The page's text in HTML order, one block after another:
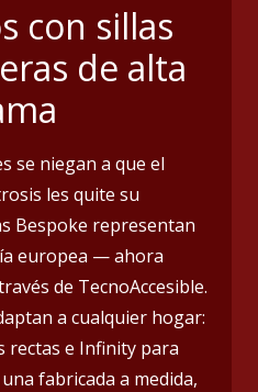
con sillas
de alta
se niegan a que el
les quite su
Bespoke representan
europea — ahora
de TecnoAccesible.
a cualquier hogar:
rectas e Infinity para
fabricada a medida,